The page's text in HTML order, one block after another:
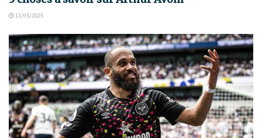
13/05/2025